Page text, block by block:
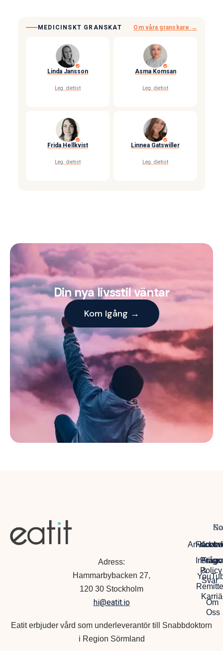
MEDICINSKT GRANSKAT Om våra granskare →
Linda Jansson
Leg. dietist
Asma Komsan
Leg. dietist
Frida Hellkvist
Leg. dietist
Linnea Gatswiller
Leg. dietist
Din nya livsstil väntar
Kom Igång →
Adress:
Hammarbybacken 27,
120 30 Stockholm
hi@eatit.io
Eatit erbjuder vård som underleverantör till Snabbdoktorn
i Region Sörmland
Policy
Om
Oss
&
Svar